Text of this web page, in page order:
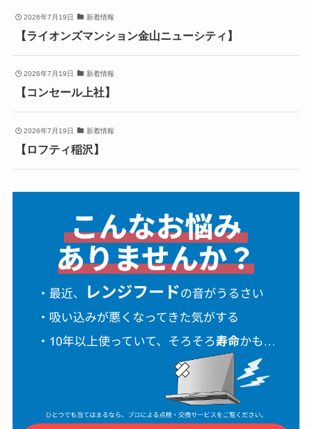
2026年7月19日 新着情報
【ライオンズマンション金山ニューシティ】
2026年7月19日 新着情報
【コンセール上社】
2026年7月19日 新着情報
【ロフティ稲沢】